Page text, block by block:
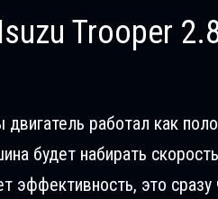
Trooper
двигатель работал как
будет набирать
эффективность, это